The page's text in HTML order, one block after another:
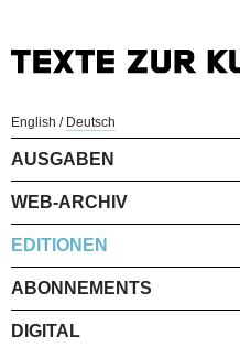
English / Deutsch
AUSGABEN
WEB-ARCHIV
EDITIONEN
ABONNEMENTS
DIGITAL